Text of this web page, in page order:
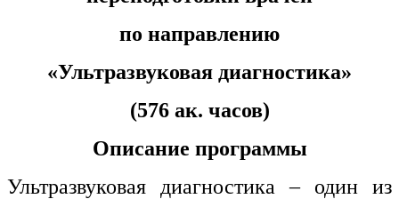
по направлению
«Ультразвуковая диагностика»
(576 ак. часов)
Описание программы
Ультразвуковая диагностика – один из